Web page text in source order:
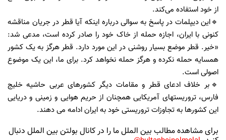
از خود استفاده می‌کند.
🔹این دیپلمات در پاسخ به سوالی درباره اینکه آیا قطر در جریان مناقشه
کنونی با ایران، اجازه حمله از خاک خود را صادر کرده است، مدعی شد:
«خیر. قطر موضع بسیار روشنی در این مورد دارد. قطر هرگز به یک کشور
همسایه حمله نکرده و هرگز حمله نخواهد کرد. برای ما، این یک موضوع
اصولی است.
🔹بر خلاف ادعای قطر و مقامات دیگر کشورهای عربی حاشیه خلیج
فارس، تروریستهای آمریکایی همچنان از حریم هوایی و زمینی و دریایی
این کشورها به تجاوزات تروریستی خود به ایران ادامه می دهند.
برای مشاهده مطالب بین الملل ما را در کانال بولتن بین الملل دنبال